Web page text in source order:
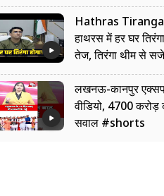
Hathras
हाथरस में हर घर
तेज, तिरंगा थीम से
लखनऊ-कानपुर
वीडियो, 4700
सवाल #shorts